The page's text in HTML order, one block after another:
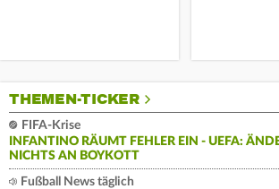
THEMEN-TICKER
FIFA-Krise
INFANTINO RÄUMT FEHLER EIN - UEFA:
NICHTS AN BOYKOTT
Fußball News täglich